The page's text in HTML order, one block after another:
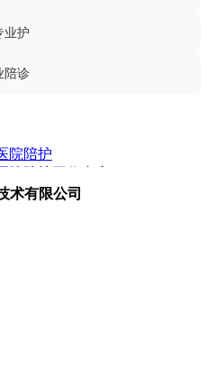
业护
陪诊
院陪护
卅什亿
术有限公司